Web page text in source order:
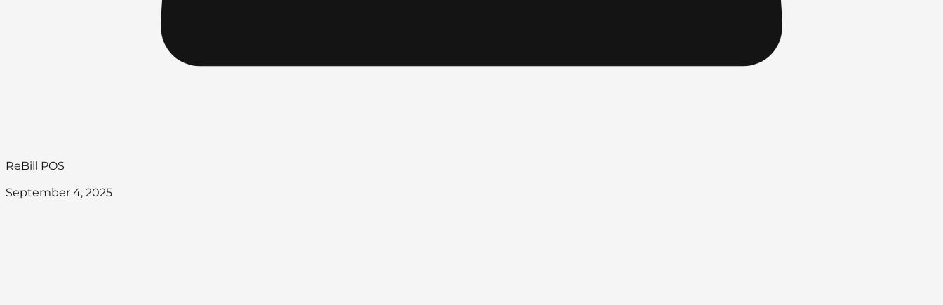
ReBill POS
September 4, 2025